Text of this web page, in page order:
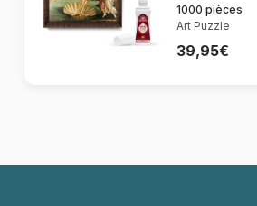
1000 pièces
Art Puzzle
39,95€